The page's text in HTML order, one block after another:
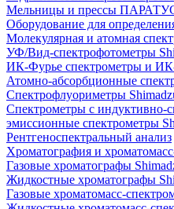
Мельницы и прессы
Оборудование для
Молекулярная и атомная
УФ/Вид-спектрофотометры
ИК-Фурье спектрометры и
Атомно-абсорбционные
Спектрофлуориметры
Спектрометры с индуктивно-
эмиссионные спектрометры
Рентгеноспектральный анализ
Хроматография и
Газовые хроматографы
Жидкостные хроматографы
Газовые хроматомасс-